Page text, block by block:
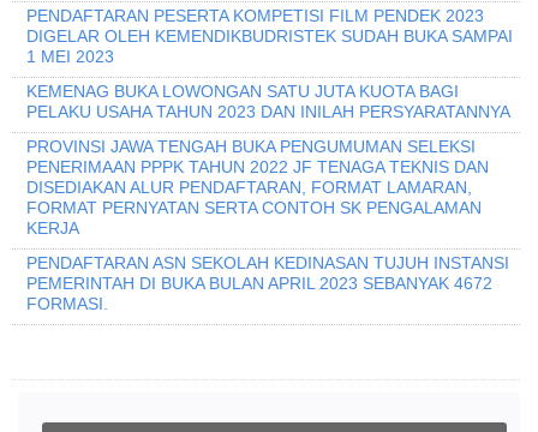
PENDAFTARAN PESERTA KOMPETISI FILM PENDEK 2023
DIGELAR OLEH KEMENDIKBUDRISTEK SUDAH BUKA SAMPAI
1 MEI 2023
KEMENAG BUKA LOWONGAN SATU JUTA KUOTA BAGI
PELAKU USAHA TAHUN 2023 DAN INILAH PERSYARATANNYA
PROVINSI JAWA TENGAH BUKA PENGUMUMAN SELEKSI
PENERIMAAN PPPK TAHUN 2022 JF TENAGA TEKNIS DAN
DISEDIAKAN ALUR PENDAFTARAN, FORMAT LAMARAN,
FORMAT PERNYATAN SERTA CONTOH SK PENGALAMAN
KERJA
PENDAFTARAN ASN SEKOLAH KEDINASAN TUJUH INSTANSI
PEMERINTAH DI BUKA BULAN APRIL 2023 SEBANYAK 4672
FORMASI.